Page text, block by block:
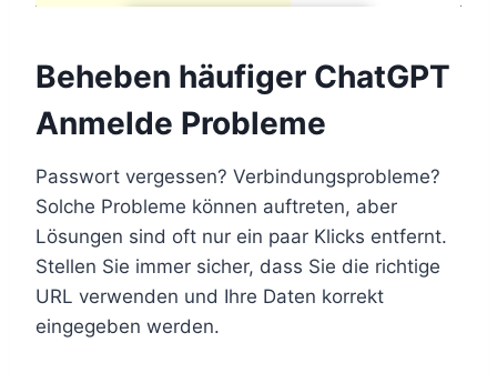
Beheben häufiger ChatGPT
Anmelde Probleme
Passwort vergessen? Verbindungsprobleme?
Solche Probleme können auftreten, aber
Lösungen sind oft nur ein paar Klicks entfernt.
Stellen Sie immer sicher, dass Sie die richtige
URL verwenden und Ihre Daten korrekt
eingegeben werden.